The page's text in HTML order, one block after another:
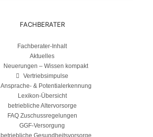
FACHBERATER
Fachberater-Inhalt
Aktuelles
Neuerungen – Wissen kompakt
Vertriebsimpulse
Ansprache- & Potentialerkennung
Lexikon-Übersicht
betriebliche Altervorsorge
FAQ Zuschussregelungen
GGF-Versorgung
betriebliche Gesundheitsvorsorge